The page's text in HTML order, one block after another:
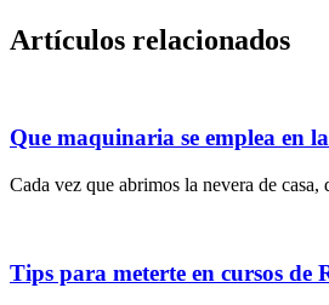
Artículos relacionados
Que maquinaria se emplea en
Cada vez que abrimos la nevera de
Tips para meterte en cursos de